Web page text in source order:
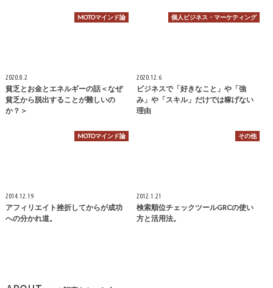
MOTOマインド論
2020.8.2
貧乏とお金とエネルギーの話＜なぜ
貧乏から脱出することが難しいの
か？＞
個人ビジネス・マーケティング
2020.12.6
ビジネスで「好きなこと」や「強
み」や「スキル」だけでは稼げない
理由
MOTOマインド論
2014.12.19
アフィリエイト挫折してからが成功
への分かれ道。
その他
2012.1.21
検索順位チェックツールGRCの使い
方と活用法。